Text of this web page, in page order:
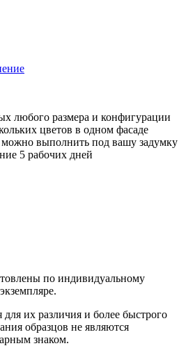
любого размера и конфигурации
цветов в одном фасаде
можно выполнить под вашу задумку
5 рабочих дней
по индивидуальному
их различия и более быстрого
образцов не являются
знаком.